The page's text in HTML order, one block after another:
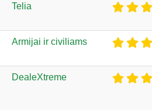
Telia
Armijai ir civiliams
DealeXtreme